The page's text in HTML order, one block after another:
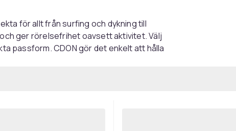
för allt från surfing och dykning till
ger rörelsefrihet oavsett aktivitet. Välj
passform. CDON gör det enkelt att hålla